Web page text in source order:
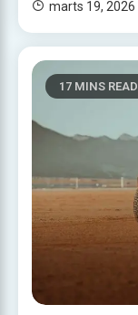
marts 19, 2026
17 MINS READ